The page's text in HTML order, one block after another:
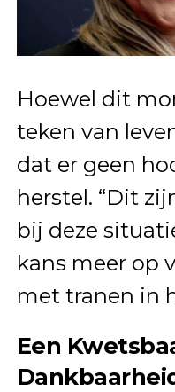
Hoewel dit
teken van
dat er geen
herstel. “Dit
bij deze
kans meer op
met tranen in
Een